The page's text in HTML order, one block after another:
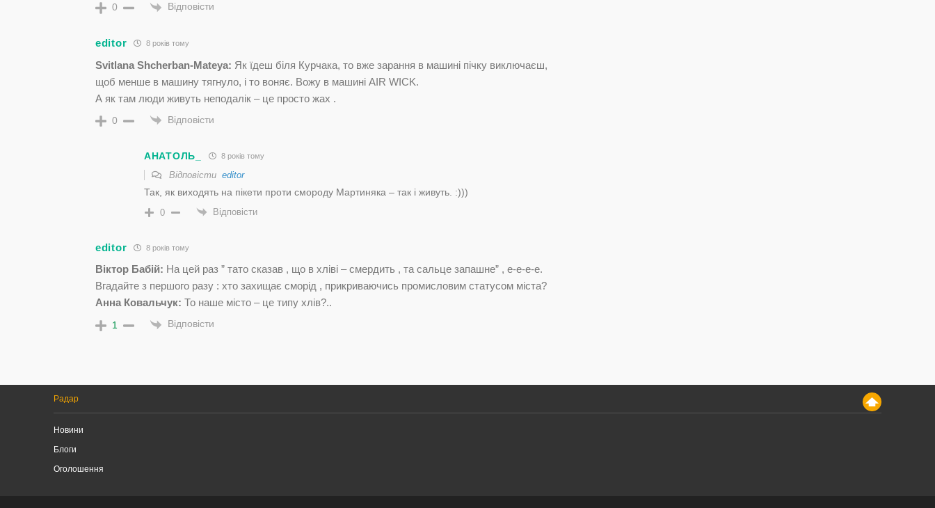
0 Відповісти
editor 8 років тому
Svitlana Shcherban-Mateya: Як їдеш біля Курчака, то вже зарання в машині пічку виключаєш,
щоб менше в машину тягнуло, і то воняє. Вожу в машині AIR WICK.
А як там люди живуть неподалік – це просто жах .
0 Відповісти
АНАТОЛЬ_ 8 років тому
Відповісти editor
Так, як виходять на пікети проти смороду Мартиняка – так і живуть. :)))
0 Відповісти
editor 8 років тому
Віктор Бабій: На цей раз ” тато сказав , що в хліві – смердить , та сальце запашне” , е-е-е-е.
Вгадайте з першого разу : хто захищає сморід , прикриваючись промисловим статусом міста?
Анна Ковальчук: То наше місто – це типу хлів?..
1 Відповісти
Радар
Новини
Блоги
Оголошення